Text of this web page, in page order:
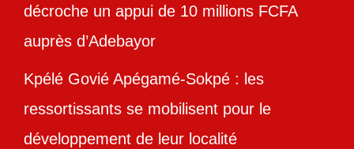
décroche un appui de 10 millions FCFA
auprès d’Adebayor
Kpélé Govié Apégamé-Sokpé : les
ressortissants se mobilisent pour le
développement de leur localité